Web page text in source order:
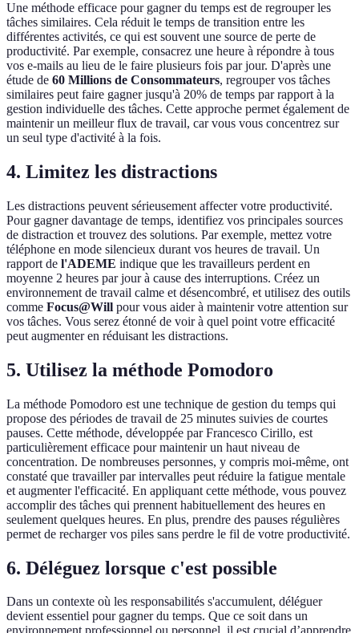
Une méthode efficace pour gagner du temps est de regrouper les
tâches similaires. Cela réduit le temps de transition entre les
différentes activités, ce qui est souvent une source de perte de
productivité. Par exemple, consacrez une heure à répondre à tous
vos e-mails au lieu de le faire plusieurs fois par jour. D'après une
étude de 60 Millions de Consommateurs, regrouper vos tâches
similaires peut faire gagner jusqu'à 20% de temps par rapport à la
gestion individuelle des tâches. Cette approche permet également de
maintenir un meilleur flux de travail, car vous vous concentrez sur
un seul type d'activité à la fois.
4. Limitez les distractions
Les distractions peuvent sérieusement affecter votre productivité.
Pour gagner davantage de temps, identifiez vos principales sources
de distraction et trouvez des solutions. Par exemple, mettez votre
téléphone en mode silencieux durant vos heures de travail. Un
rapport de l'ADEME indique que les travailleurs perdent en
moyenne 2 heures par jour à cause des interruptions. Créez un
environnement de travail calme et désencombré, et utilisez des outils
comme Focus@Will pour vous aider à maintenir votre attention sur
vos tâches. Vous serez étonné de voir à quel point votre efficacité
peut augmenter en réduisant les distractions.
5. Utilisez la méthode Pomodoro
La méthode Pomodoro est une technique de gestion du temps qui
propose des périodes de travail de 25 minutes suivies de courtes
pauses. Cette méthode, développée par Francesco Cirillo, est
particulièrement efficace pour maintenir un haut niveau de
concentration. De nombreuses personnes, y compris moi-même, ont
constaté que travailler par intervalles peut réduire la fatigue mentale
et augmenter l'efficacité. En appliquant cette méthode, vous pouvez
accomplir des tâches qui prennent habituellement des heures en
seulement quelques heures. En plus, prendre des pauses régulières
permet de recharger vos piles sans perdre le fil de votre productivité.
6. Déléguez lorsque c'est possible
Dans un contexte où les responsabilités s'accumulent, déléguer
devient essentiel pour gagner du temps. Que ce soit dans un